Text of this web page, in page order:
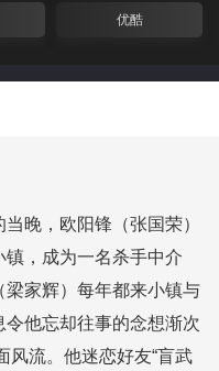
优酷
晚，欧阳锋（张国荣）
，成为一名杀手中介
梁家辉）每年都来小镇与
他忘却往事的念想渐次
风流。他迷恋好友“盲武